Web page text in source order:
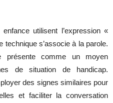
utilisent l’expression «
s’associe à la parole.
comme un moyen
de situation de handicap.
des signes similaires pour
et faciliter la conversation